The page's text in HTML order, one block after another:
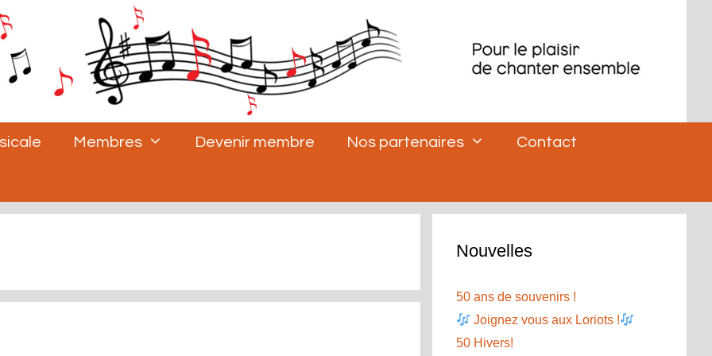
Membres Devenir membre Nos partenaires Contact
Nouvelles
50 ans de souvenirs !
Joignez vous aux Loriots !
50 Hivers!